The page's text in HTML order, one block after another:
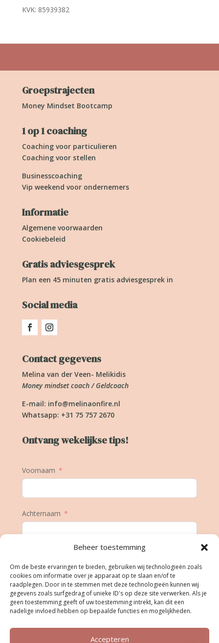
Beheer toestemming
Om de beste ervaringen te bieden, gebruiken wij technologieën zoals
cookies om informatie over je apparaat op te slaan en/of te
raadplegen. Door in te stemmen met deze technologieën kunnen wij
gegevens zoals surfgedrag of unieke ID's op deze site verwerken. Als je
geen toestemming geeft of uw toestemming intrekt, kan dit een
nadelige invloed hebben op bepaalde functies en mogelijkheden.
Accepteren
KVK: 85939382
Groepstrajecten
Money Mindset Bootcamp
1 op 1 coaching
Coaching voor particulieren
Coaching voor stellen
Businesscoaching
Vip weekend voor ondernemers
Informatie
Algemene voorwaarden
Cookiebeleid
Gratis adviesgesprek
Plan een 45 minuten gratis adviesgesprek in
Social media
Contact gegevens
Melina van der Veen- Melikidis
Money mindset coach / Geldcoach
E-mail: info@melinaonfire.nl
Whatsapp: +31 75 757 2670
Ontvang wekelijkse tips!
Voornaam
Achternaam
Geboortedatum